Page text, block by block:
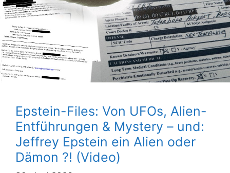
Epstein-Files: Von UFOs, Alien-
Entführungen & Mystery – und:
Jeffrey Epstein ein Alien oder
Dämon ?! (Video)